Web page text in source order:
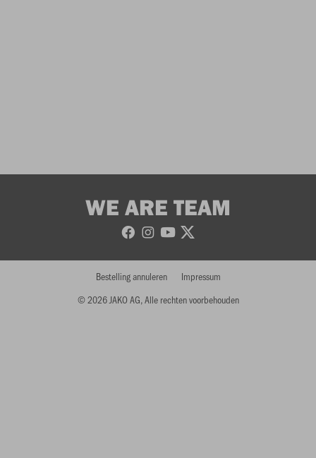
WE ARE TEAM
© 2026 JAKO AG, Alle rechten voorbehouden
Bestelling annuleren Impressum